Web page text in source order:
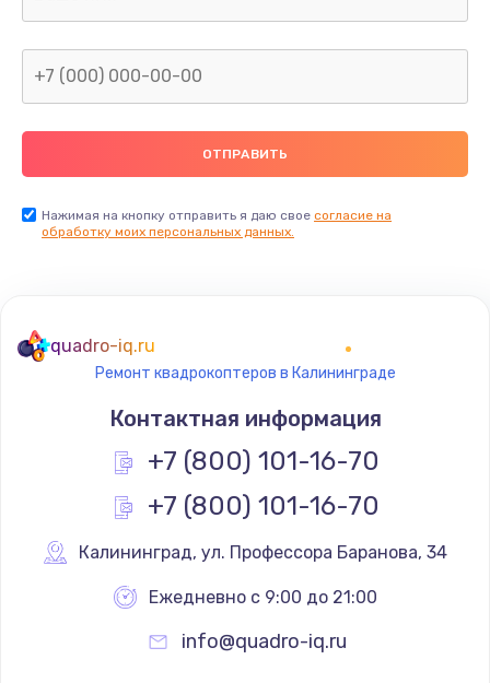
Замена дисплея
1200 руб.
Заказать
Замена тачпада
1330 руб.
Заказать
Замена контроллера питания
Замена южного моста
2600 руб.
Нажимая на кнопку отправить я даю свое согласие на
обработку моих персональных данных.
quadro-iq.ru
Ремонт квадрокоптеров в Калининграде
Контактная информация
+7 (800) 101-16-70
+7 (800) 101-16-70
Калининград, ул. Профессора Баранова, 34
Ежедневно с 9:00 до 21:00
info@quadro-iq.ru